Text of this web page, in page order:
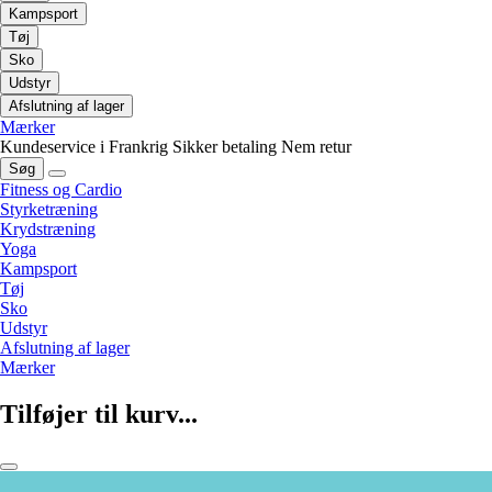
Kampsport
Tøj
Sko
Udstyr
Afslutning af lager
Mærker
Kundeservice i Frankrig Sikker betaling Nem retur
Søg
Fitness og Cardio
Styrketræning
Krydstræning
Yoga
Kampsport
Tøj
Sko
Udstyr
Afslutning af lager
Mærker
Tilføjer til kurv...